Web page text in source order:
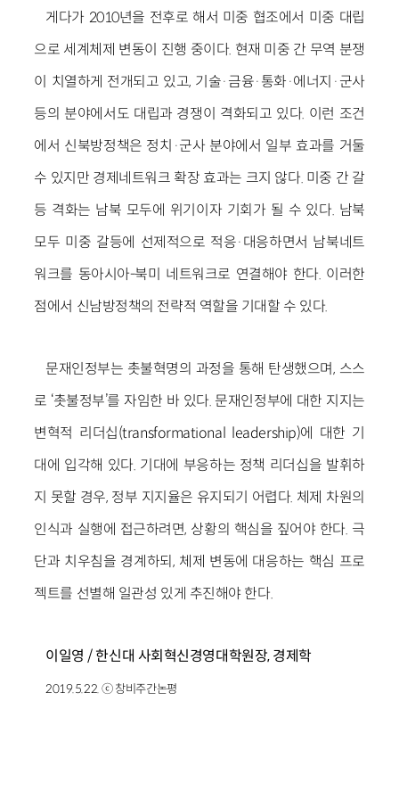
게다가 2010년을 전후로 해서 미중 협조에서 미중 대립
으로 세계체제 변동이 진행 중이다. 현재 미중 간 무역 분쟁
이 치열하게 전개되고 있고, 기술·금융·통화·에너지·군사
등의 분야에서도 대립과 경쟁이 격화되고 있다. 이런 조건
에서 신북방정책은 정치·군사 분야에서 일부 효과를 거둘
수 있지만 경제네트워크 확장 효과는 크지 않다. 미중 간 갈
등 격화는 남북 모두에 위기이자 기회가 될 수 있다. 남북
모두 미중 갈등에 선제적으로 적응·대응하면서 남북네트
워크를 동아시아-북미 네트워크로 연결해야 한다. 이러한
점에서 신남방정책의 전략적 역할을 기대할 수 있다.
문재인정부는 촛불혁명의 과정을 통해 탄생했으며, 스스
로 ‘촛불정부’를 자임한 바 있다. 문재인정부에 대한 지지는
변혁적 리더십(transformational leadership)에 대한 기
대에 입각해 있다. 기대에 부응하는 정책 리더십을 발휘하
지 못할 경우, 정부 지지율은 유지되기 어렵다. 체제 차원의
인식과 실행에 접근하려면, 상황의 핵심을 짚어야 한다. 극
단과 치우침을 경계하되, 체제 변동에 대응하는 핵심 프로
젝트를 선별해 일관성 있게 추진해야 한다.
이일영 / 한신대 사회혁신경영대학원장, 경제학
2019.5.22. ⓒ 창비주간논평